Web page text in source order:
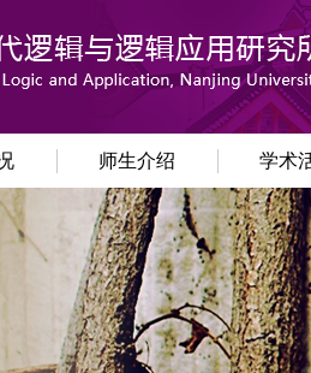
师生介绍 学术